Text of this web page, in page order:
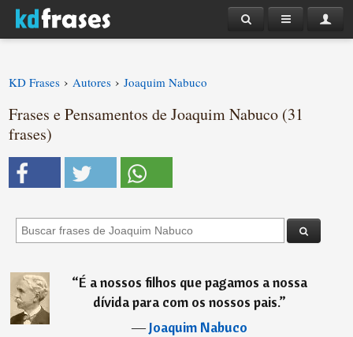
KD Frases › Autores › Joaquim Nabuco
Frases e Pensamentos de Joaquim Nabuco (31
frases)
“É a nossos filhos que pagamos a nossa
dívida para com os nossos pais.”
―Joaquim Nabuco